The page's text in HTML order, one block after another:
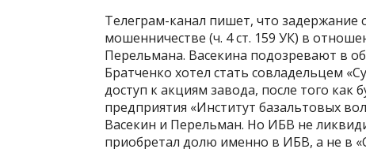
Телеграм-канал пишет, что задержание
мошенничестве (ч. 4 ст. 159 УК) в
Перельмана. Васекина подозревают в
Братченко хотел стать совладельцем
доступ к акциям завода, после того
предприятия «Институт базальтовых
Васекин и Перельман. Но ИБВ не
приобретал долю именно в ИБВ, а не в